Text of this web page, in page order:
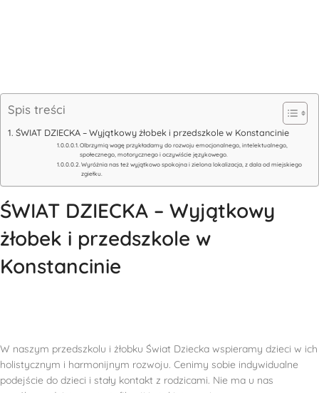
Spis treści
ŚWIAT DZIECKA – Wyjątkowy żłobek i przedszkole w Konstancinie
Olbrzymią wagę przykładamy do rozwoju emocjonalnego, intelektualnego,
społecznego, motorycznego i oczywiście językowego.
Wyróżnia nas też wyjątkowo spokojna i zielona lokalizacja, z dala od miejskiego
zgiełku.
ŚWIAT DZIECKA – Wyjątkowy
żłobek i przedszkole w
Konstancinie
W naszym przedszkolu i żłobku Świat Dziecka wspieramy dzieci w ich
holistycznym i harmonijnym rozwoju. Cenimy sobie indywidualne
podejście do dzieci i stały kontakt z rodzicami. Nie ma u nas